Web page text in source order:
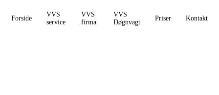
Forside
VVS
service
VVS
firma
VVS
Døgnvagt
Priser Kontakt